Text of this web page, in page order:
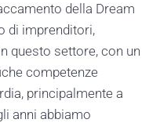
della Dream
di imprenditori,
questo settore, con un
competenze
principalmente a
anni abbiamo